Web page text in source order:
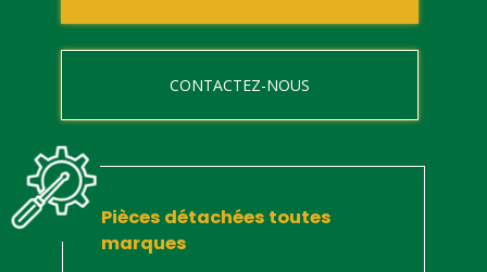
CONTACTEZ-NOUS
Pièces détachées toutes
marques